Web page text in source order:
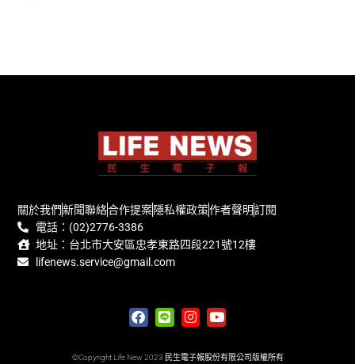
關於我們新聞聯絡合作提案隱私權政策作者聲明訂閱
電話：(02)2776-3386
地址：台北市大安區忠孝東路四段221號12樓
lifenews.service@gmail.com
©Copyright Life New 2023 民生電子報股份有限公司版權所有